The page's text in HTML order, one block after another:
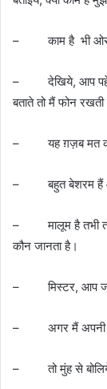
– काम है भी ओर
– देखिये, आप
बताते तो मैं फोन रखती
– यह ग़ज़ब मत
– बहुत बेशरम हैं
– मालूम है तभी तो
कौन जानता है।
– मिस्टर, आप जो
– अगर मैं अपनी
– तो मुंह से बोलिये